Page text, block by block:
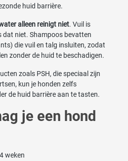
huid barrière.
alleen reinigt niet. Vuil is
dat niet. Shampoos bevatten
die vuil en talg insluiten, zodat
zonder de huid te beschadigen.
zoals PSH, die speciaal zijn
kun je honden zelfs
de huid barrière aan te tasten.
je een hond
weken